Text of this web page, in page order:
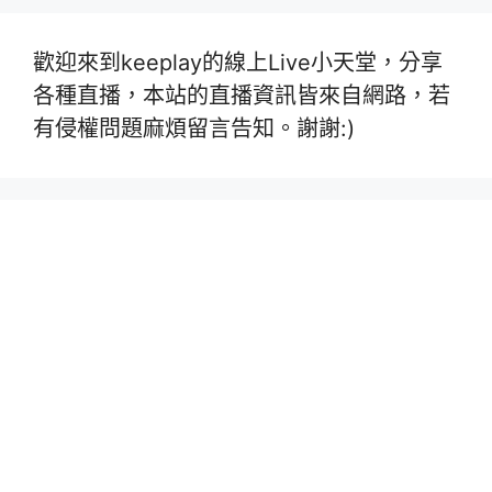
歡迎來到keeplay的線上Live小天堂，分享
各種直播，本站的直播資訊皆來自網路，若
有侵權問題麻煩留言告知。謝謝:)